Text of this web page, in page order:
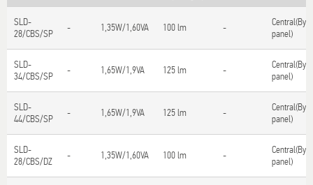
SLD-
28/CBS/SP
- 1,35W/1,60VA 100 lm -
Central(By
panel)
SLD-
34/CBS/SP
- 1,65W/1,9VA 125 lm -
Central(By
panel)
SLD-
44/CBS/SP
- 1,65W/1,9VA 125 lm -
Central(By
panel)
SLD-
28/CBS/DZ
- 1,35W/1,60VA 100 lm -
Central(By
panel)